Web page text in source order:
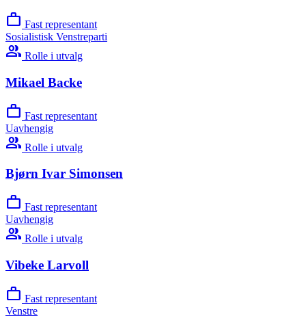
work Fast representant
Sosialistisk Venstreparti
group Rolle i utvalg
Mikael Backe
work Fast representant
Uavhengig
group Rolle i utvalg
Bjørn Ivar Simonsen
work Fast representant
Uavhengig
group Rolle i utvalg
Vibeke Larvoll
work Fast representant
Venstre